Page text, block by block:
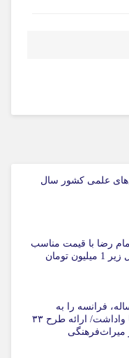
علمی کشور سال
رضا با قیمت مناسب
گنجینه ۲۵۰۰ ساله، فرانسه را به
بازنگری امنیت موزه‌ها واداشت/ ارائه طرح ۳۳
میراث‌فرهنگی